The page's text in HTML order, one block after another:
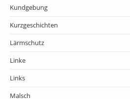
Kundgebung
Kurzgeschichten
Lärmschutz
Linke
Links
Malsch